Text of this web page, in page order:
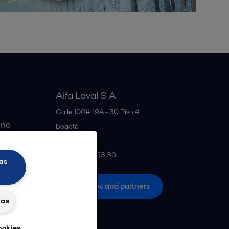
Alfa Laval S A
Calle 100# 19A - 30 Piso 4
Bogotá
+57 601 291 63 30
All offices and partners